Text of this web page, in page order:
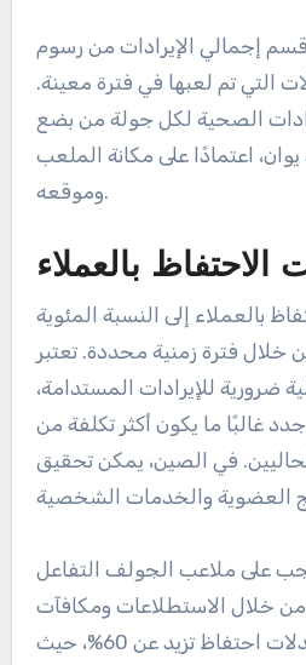
إجمالي الإيرادات من رسوم
التي تم لعبها في فترة معينة.
الصحية لكل جولة من بضع
اعتمادًا على مكانة الملعب
وموقعه.
الاحتفاظ بالعملاء
بالعملاء إلى النسبة المئوية
خلال فترة زمنية محددة. تعتبر
ضرورية للإيرادات المستدامة،
غالبًا ما يكون أكثر تكلفة من
في الصين، يمكن تحقيق
على ملاعب الجولف التفاعل
من خلال الاستطلاعات ومكافآت
الولاء. استهدف معدلات احتفاظ تزيد عن 60%، حيث